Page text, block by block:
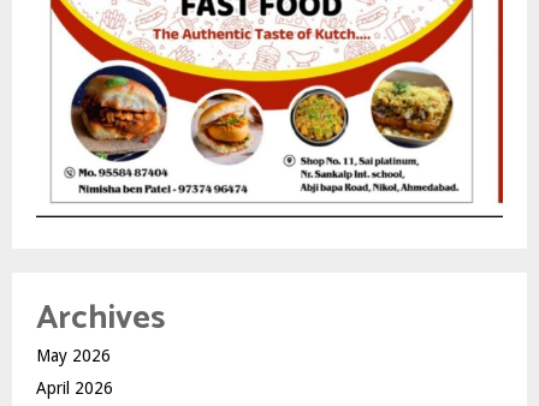
Archives
May 2026
April 2026